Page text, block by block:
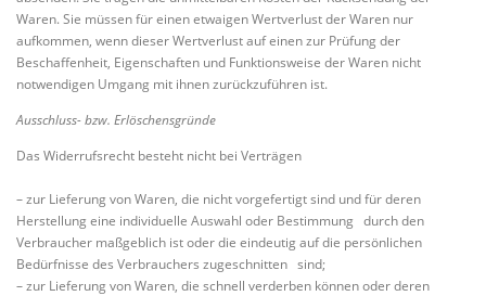
Waren. Sie müssen für einen etwaigen Wertverlust der Waren nur
aufkommen, wenn dieser Wertverlust auf einen zur Prüfung der
Beschaffenheit, Eigenschaften und Funktionsweise der Waren nicht
notwendigen Umgang mit ihnen zurückzuführen ist.
Ausschluss- bzw. Erlöschensgründe
Das Widerrufsrecht besteht nicht bei Verträgen
– zur Lieferung von Waren, die nicht vorgefertigt sind und für deren
Herstellung eine individuelle Auswahl oder Bestimmung durch den
Verbraucher maßgeblich ist oder die eindeutig auf die persönlichen
Bedürfnisse des Verbrauchers zugeschnitten sind;
– zur Lieferung von Waren, die schnell verderben können oder deren